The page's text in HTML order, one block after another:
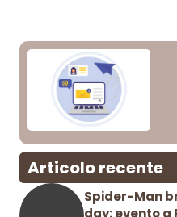
Articolo recente
Spider-Man